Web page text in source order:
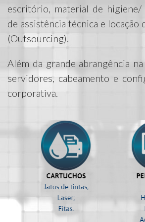
escritório, material de higiene/
de assistência técnica e locação
(Outsourcing).
Além da grande abrangência
servidores, cabeamento e
corporativa.